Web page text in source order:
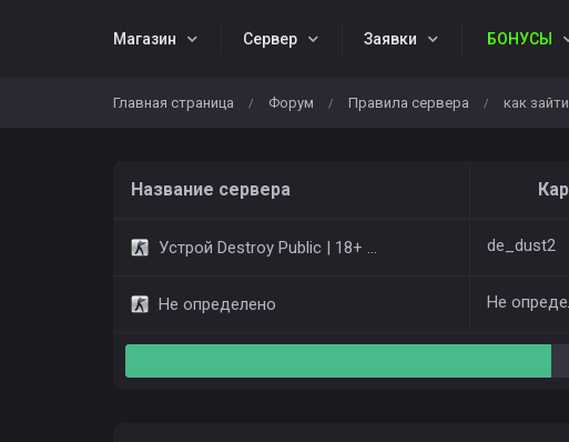
Магазин Cервер Заявки БОНУСЫ
Главная страница / Форум / Правила сервера / как
Название сервера
Устрой Destroy Public | 18+ Only Dust2 de_dust2
Не определено Не